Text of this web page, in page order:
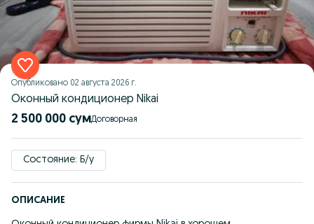
Опубликовано 02 августа 2026 г.
Оконный кондиционер Nikai
2 500 000 сум Договорная
Состояние: Б/у
ОПИСАНИЕ